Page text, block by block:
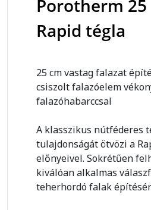
Porotherm 25
Rapid tégla
25 cm vastag falazat
csiszolt falazóelem
falazóhabarccsal
A klasszikus nútféderes
tulajdonságát ötvözi a
előnyeivel. Sokrétűen
kiválóan alkalmas
teherhordó falak